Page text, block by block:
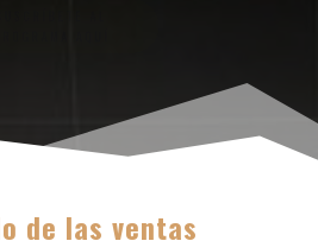
de las ventas